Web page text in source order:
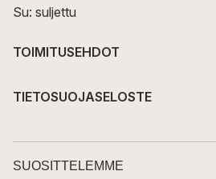
Su: suljettu
TOIMITUSEHDOT
TIETOSUOJASELOSTE
SUOSITTELEMME